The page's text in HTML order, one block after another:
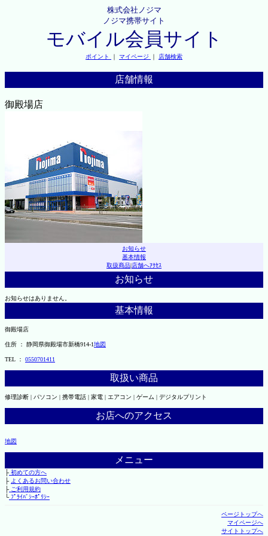
株式会社ノジマ
ノジマ携帯サイト
モバイル会員サイト
ポイント ｜ マイページ ｜ 店舗検索
店舗情報
御殿場店
お知らせ
基本情報
取扱商品|店舗へｱｸｾｽ
お知らせ
お知らせはありません。
基本情報
御殿場店
住所 ： 静岡県御殿場市新橋914-1地図
TEL ： 0550701411
取扱い商品
修理診断 | パソコン | 携帯電話 | 家電 | エアコン | ゲーム | デジタルプリント
お店へのアクセス
地図
メニュー
├初めての方へ
├ よくあるお問い合わせ
├ご利用規約
└ﾌﾟﾗｲﾊﾞｼｰﾎﾟﾘｼｰ
ページトップへ
マイページへ
サイトトップへ